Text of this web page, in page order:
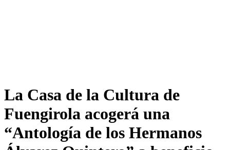
La Casa de la Cultura de
Fuengirola acogerá una
“Antología de los Hermanos